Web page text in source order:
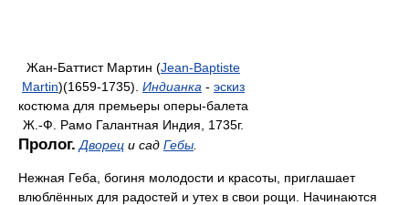
Жан-Баттист Мартин (Jean-Baptiste
Martin)(1659-1735). Индианка - эскиз
костюма для премьеры оперы-балета
Ж.-Ф. Рамо Галантная Индия, 1735г.
Пролог. Дворец и сад Гебы
Нежная Геба, богиня молодости и красоты, приглашает
влюблённых для радостей и утех в свои рощи. Начинаются